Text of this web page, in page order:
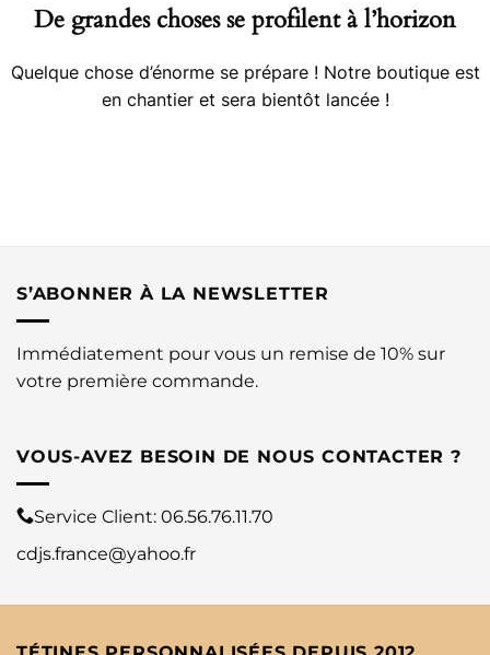
De grandes choses se profilent à l’horizon
Quelque chose d’énorme se prépare ! Notre boutique est
en chantier et sera bientôt lancée !
S’ABONNER À LA NEWSLETTER
Immédiatement pour vous un remise de 10% sur
votre première commande.
VOUS-AVEZ BESOIN DE NOUS CONTACTER ?
Service Client: 06.56.76.11.70
cdjs.france@yahoo.fr